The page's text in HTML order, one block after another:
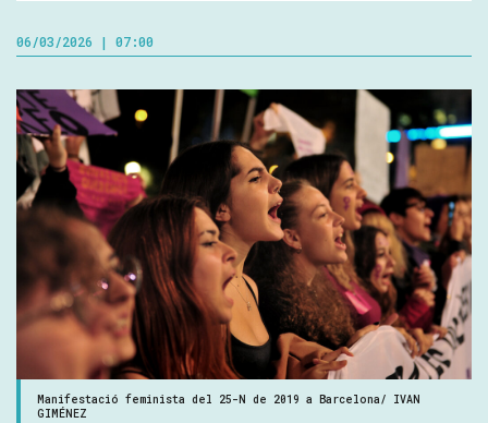
06/03/2026 | 07:00
Manifestació feminista del 25-N de 2019 a Barcelona/ IVAN
GIMÉNEZ